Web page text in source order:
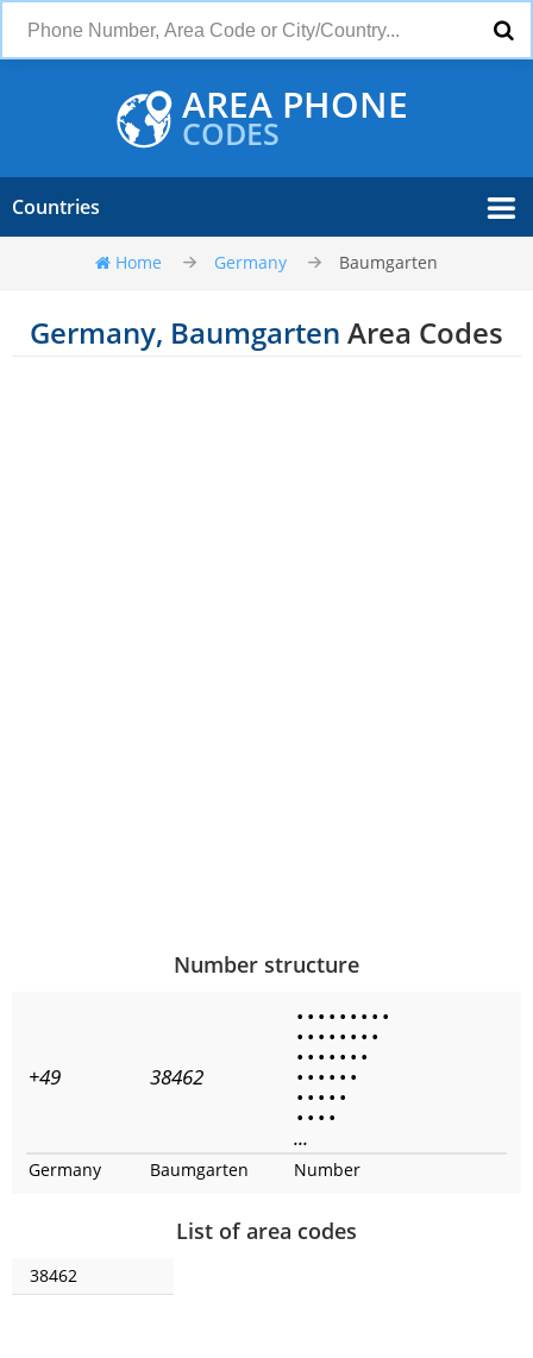
AREA PHONE
CODES
Countries
Home Germany Baumgarten
Germany, Baumgarten Area Codes
Number structure
+49 38462
• • • • • • • • •
• • • • • • • •
• • • • • • •
• • • • • •
• • • • •
• • • •
...
Germany Baumgarten Number
List of area codes
38462